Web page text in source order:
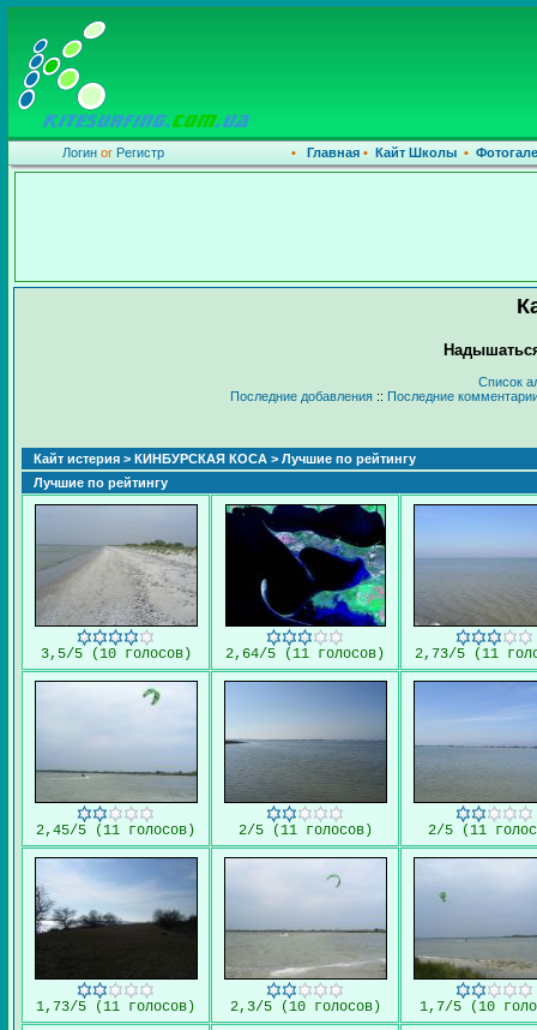
Логин or Регистр • Главная• Кайт Школы •
Список
Последние добавления:: Последние
Кайт истерия > КИНБУРСКАЯ КОСА > Лучшие по рейтингу
Лучшие по рейтингу
3,5/5 (10 голосов) 2,64/5 (11 голосов) 2,73/5 (11
2,45/5 (11 голосов) 2/5 (11 голосов) 2/5 (11
1,73/5 (11 голосов) 2,3/5 (10 голосов) 1,7/5 (10